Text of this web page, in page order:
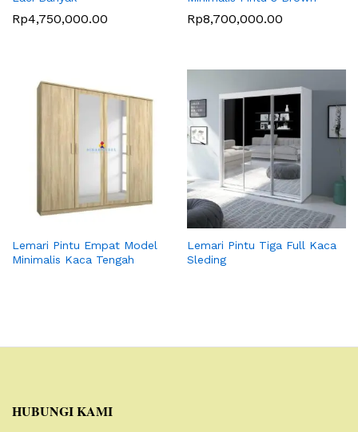
Rp4,750,000.00 Rp8,700,000.00
Lemari Pintu Empat Model
Minimalis Kaca Tengah
Lemari Pintu Tiga Full Kaca
Sleding
HUBUNGI KAMI